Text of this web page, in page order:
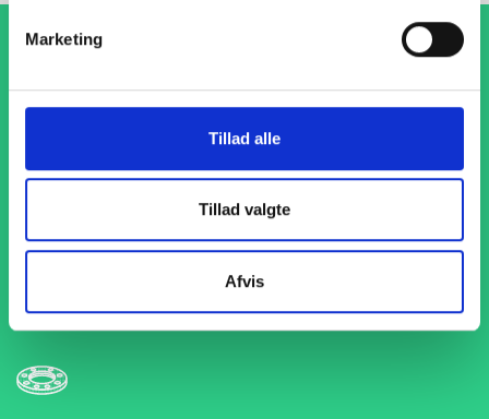
Marketing
Tillad alle
Tillad valgte
Afvis
1-4 dages levering
Med hurtig levering på kun 1-4 dage sikrer vi, at dine
projekter aldrig bliver forsinket. Vi står klar til at levere
præcist og til tiden, så du kan holde dit produktionsflow
kørende uden afbrydelser.